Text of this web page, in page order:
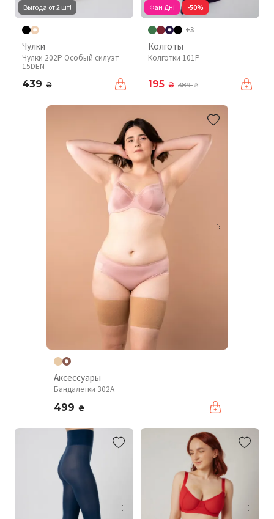
Выгода от 2 шт!
Чулки
Чулки 202P Особый силуэт
15DEN
439 ₴
Фан Дні -50%
+3
Колготы
Колготки 101P
195 ₴ 389₴
Аксессуары
Бандалетки 302A
499 ₴